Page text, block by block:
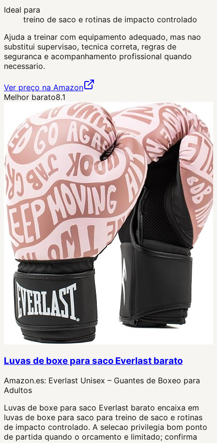
Ideal para
treino de saco e rotinas de impacto controlado
Ajuda a treinar com equipamento adequado, mas nao
substitui supervisao, tecnica correta, regras de
seguranca e acompanhamento profissional quando
necessario.
Ver preço na Amazon
Melhor barato8.1
Luvas de boxe para saco Everlast barato
Amazon.es: Everlast Unisex – Guantes de Boxeo para
Adultos
Luvas de boxe para saco Everlast barato encaixa em
luvas de boxe para saco para treino de saco e rotinas
de impacto controlado. A selecao privilegia bom ponto
de partida quando o orcamento e limitado; confirma